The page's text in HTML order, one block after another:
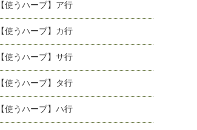
【使うハーブ】ア行
【使うハーブ】カ行
【使うハーブ】サ行
【使うハーブ】タ行
【使うハーブ】ハ行